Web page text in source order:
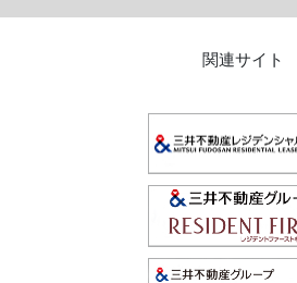
関連サイト